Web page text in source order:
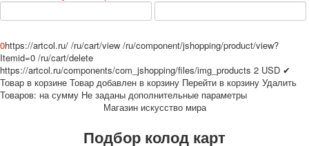
Эротические рисунки
Рекламные
Эротические фотоколоды
Пин-ап
Политические
0https://artcol.ru/ /ru/cart/view /ru/component/jshopping/product/view?
Itemid=0 /ru/cart/delete
https://artcol.ru/components/com_jshopping/files/img_products 2 USD ✔
Товар в корзине Товар добавлен в корзину Перейти в корзину Удалить
Товаров: на сумму Не заданы дополнительные параметры
Магазин искусство мира
Подбор колод карт